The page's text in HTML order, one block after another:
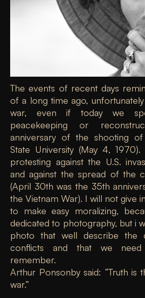
The events of recent days
of a long time ago,
war, even if today we
peacekeeping or
anniversary of the shooting
State University (May 4,
protesting against the U.S.
and against the spread of the
(April 30th was the 35th
the Vietnam War). I will not give
to make easy moralizing,
dedicated to photography, but i
photo that well describe the
conflicts and that we
remember.
Arthur Ponsonby said: “Truth is
war.”